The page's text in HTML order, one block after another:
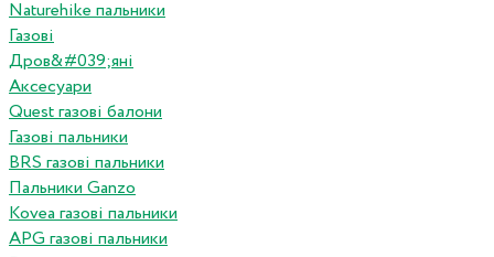
Naturehike пальники
Газові
Дров&#039;яні
Аксесуари
Quest газові балони
Газові пальники
BRS газові пальники
Пальники Ganzo
Kovea газові пальники
APG газові пальники